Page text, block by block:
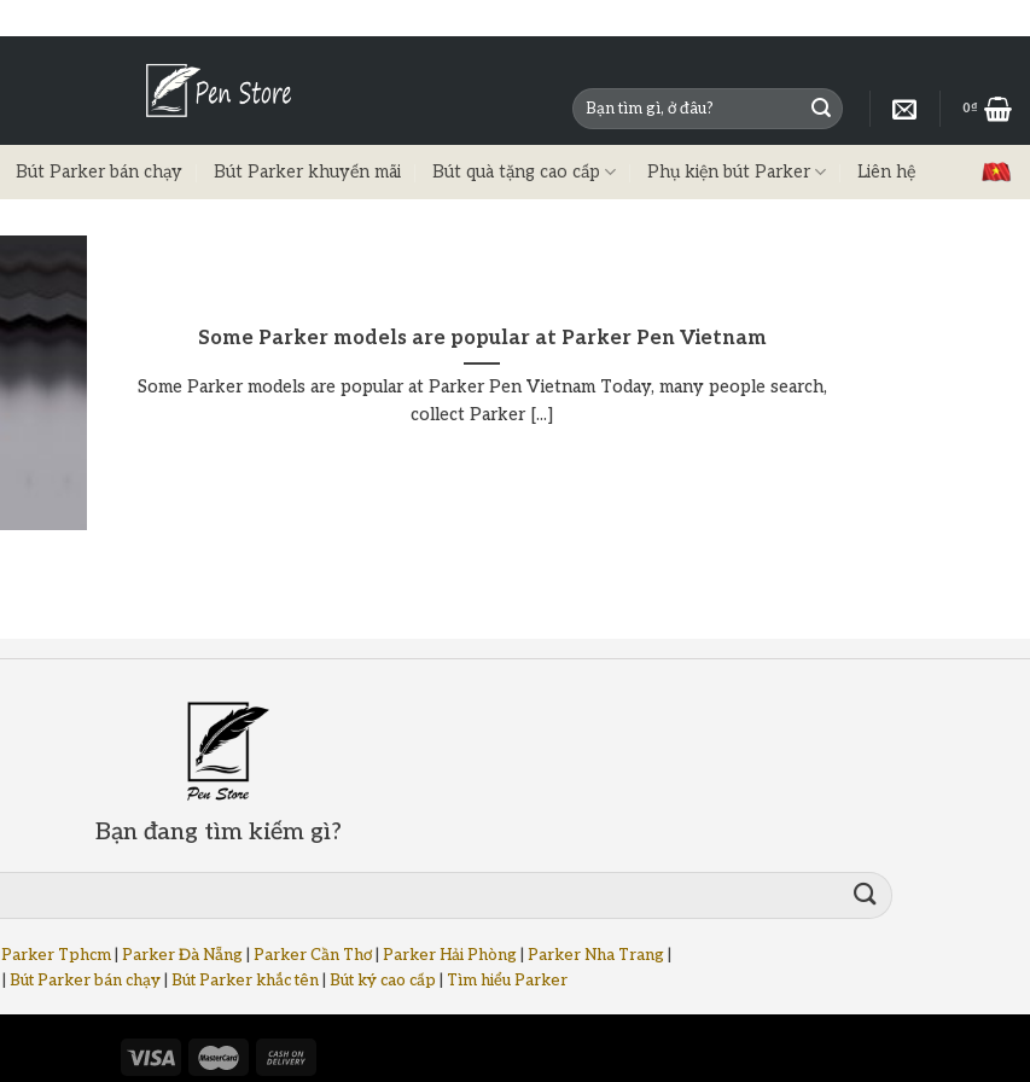
0₫
Bút Parker bán chạy Bút Parker khuyến mãi Bút quà tặng cao cấp Phụ kiện bút Parker Liên hệ
Some Parker models are popular at Parker Pen Vietnam
Some Parker models are popular at Parker Pen Vietnam Today, many people search,
collect Parker [...]
Bạn đang tìm kiếm gì?
Parker Tphcm| Parker Đà Nẵng| Parker Cần Thơ| Parker Hải Phòng| Parker Nha Trang|
Bút Parker bán chạy Bút Parker khắc tên Bút ký cao cấp Tìm hiểu Parker